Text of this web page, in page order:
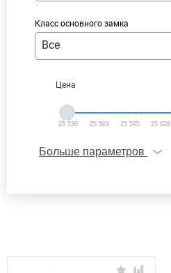
Класс основного замка
Все
Цена
25 530 25 563 25 595 25 628
Больше параметров